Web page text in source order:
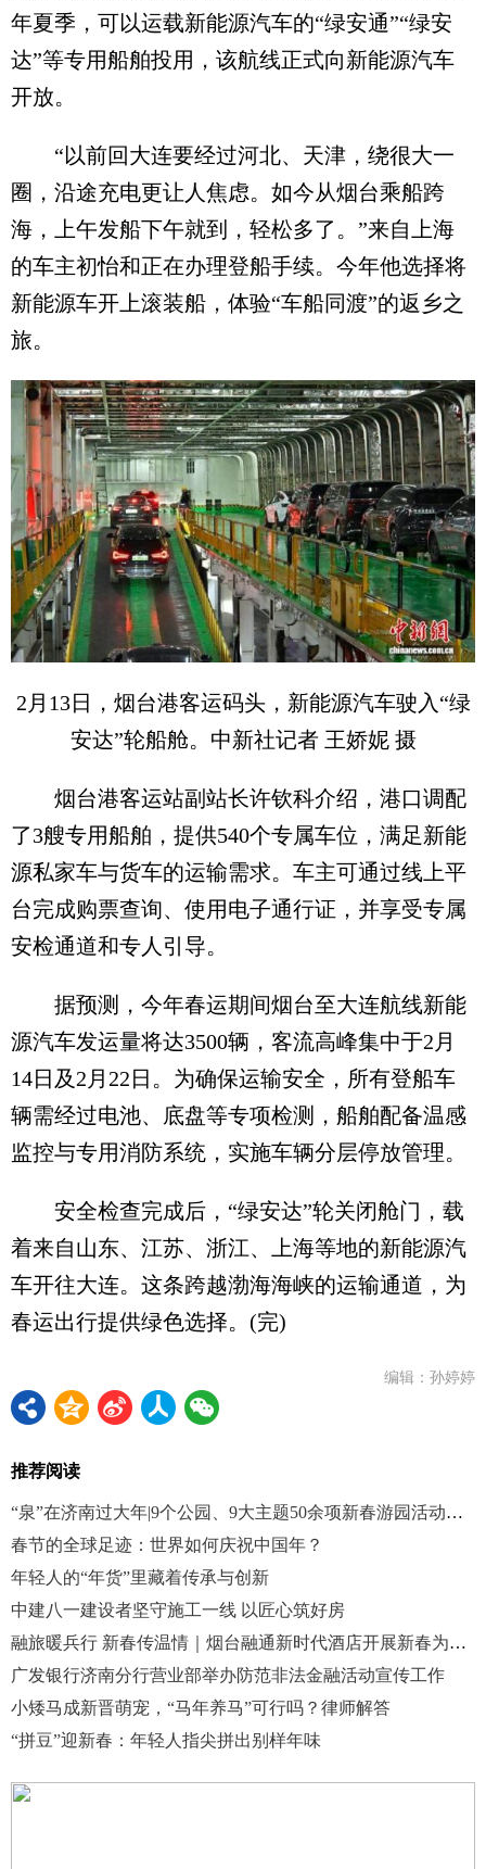
年夏季，可以运载新能源汽车的“绿安通”“绿安
达”等专用船舶投用，该航线正式向新能源汽车
开放。
“以前回大连要经过河北、天津，绕很大一
圈，沿途充电更让人焦虑。如今从烟台乘船跨
海，上午发船下午就到，轻松多了。”来自上海
的车主初怡和正在办理登船手续。今年他选择将
新能源车开上滚装船，体验“车船同渡”的返乡之
旅。
2月13日，烟台港客运码头，新能源汽车驶入“绿
安达”轮船舱。中新社记者 王娇妮 摄
烟台港客运站副站长许钦科介绍，港口调配
了3艘专用船舶，提供540个专属车位，满足新能
源私家车与货车的运输需求。车主可通过线上平
台完成购票查询、使用电子通行证，并享受专属
安检通道和专人引导。
据预测，今年春运期间烟台至大连航线新能
源汽车发运量将达3500辆，客流高峰集中于2月
14日及2月22日。为确保运输安全，所有登船车
辆需经过电池、底盘等专项检测，船舶配备温感
监控与专用消防系统，实施车辆分层停放管理。
安全检查完成后，“绿安达”轮关闭舱门，载
着来自山东、江苏、浙江、上海等地的新能源汽
车开往大连。这条跨越渤海海峡的运输通道，为
春运出行提供绿色选择。(完)
编辑：孙婷婷
推荐阅读
“泉”在济南过大年|9个公园、9大主题50余项新春游园活动带您沉浸式过大年
春节的全球足迹：世界如何庆祝中国年？
年轻人的“年货”里藏着传承与创新
中建八一建设者坚守施工一线 以匠心筑好房
融旅暖兵行 新春传温情｜烟台融通新时代酒店开展新春为军服务系列活动
广发银行济南分行营业部举办防范非法金融活动宣传工作
小矮马成新晋萌宠，“马年养马”可行吗？律师解答
“拼豆”迎新春：年轻人指尖拼出别样年味